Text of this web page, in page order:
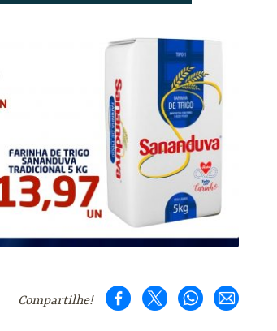
Compartilhe!